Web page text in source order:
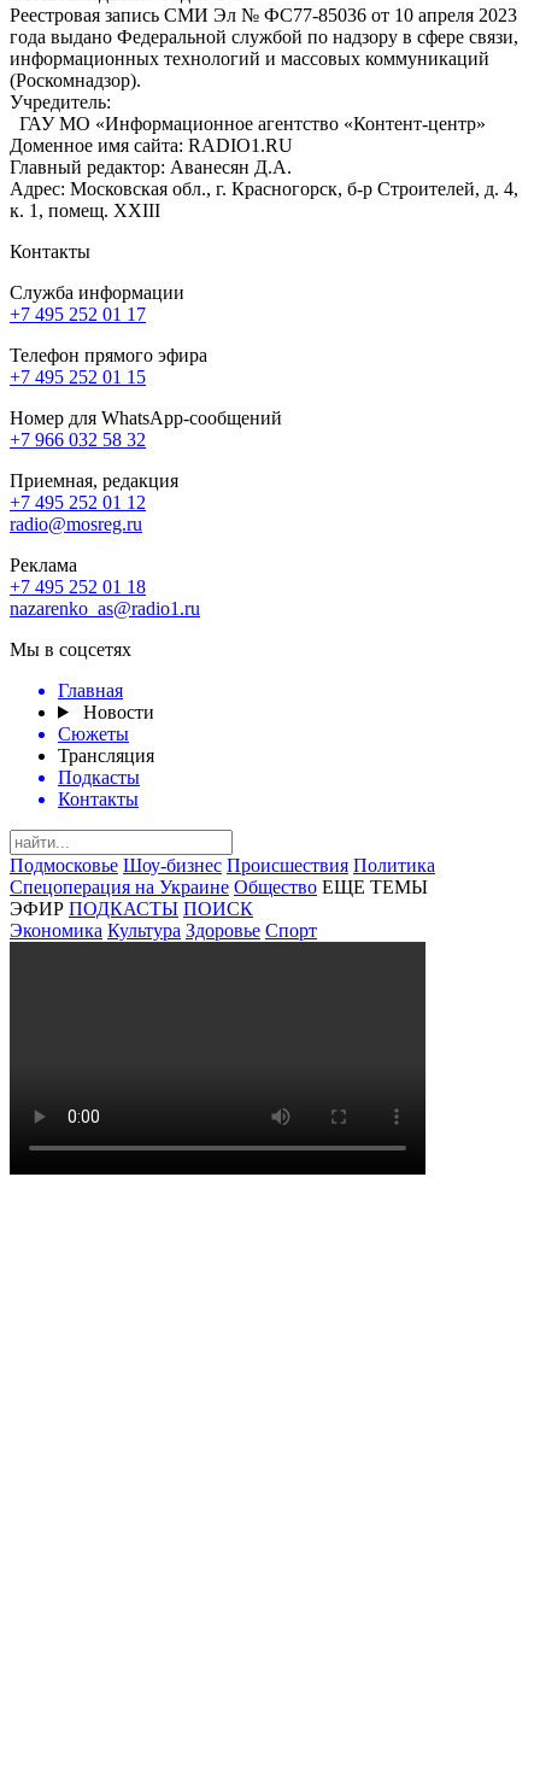
Реестровая запись СМИ Эл № ФС77-85036 от 10 апреля 2023
года выдано Федеральной службой по надзору в сфере связи,
информационных технологий и массовых коммуникаций
(Роскомнадзор).
Учредитель:
ГАУ МО «Информационное агентство «Контент-центр»
Доменное имя сайта: RADIO1.RU
Главный редактор: Аванесян Д.А.
Адрес: Московская обл., г. Красногорск, б-р Строителей, д. 4,
к. 1, помещ. XXIII
Контакты
Служба информации
+7 495 252 01 17
Телефон прямого эфира
+7 495 252 01 15
Номер для WhatsApp-сообщений
+7 966 032 58 32
Приемная, редакция
+7 495 252 01 12
radio@mosreg.ru
Реклама
+7 495 252 01 18
nazarenko_as@radio1.ru
Мы в соцсетях
Главная
Новости
Сюжеты
Трансляция
Подкасты
Контакты
Подмосковье Шоу-бизнес Происшествия Политика
Спецоперация на Украине Общество ЕЩЕ ТЕМЫ
ЭФИР ПОДКАСТЫ ПОИСК
Экономика Культура Здоровье Спорт